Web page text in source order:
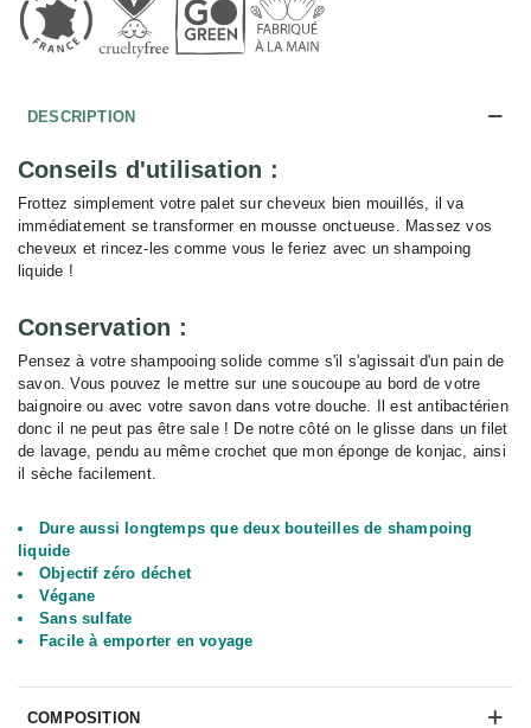
DESCRIPTION
Conseils d'utilisation :
Frottez simplement votre palet sur cheveux bien mouillés, il va
immédiatement se transformer en mousse onctueuse. Massez vos
cheveux et rincez-les comme vous le feriez avec un shampoing
liquide !
Conservation :
Pensez à votre shampooing solide comme s'il s'agissait d'un pain de
savon. Vous pouvez le mettre sur une soucoupe au bord de votre
baignoire ou avec votre savon dans votre douche. Il est antibactérien
donc il ne peut pas être sale ! De notre côté on le glisse dans un filet
de lavage, pendu au même crochet que mon éponge de konjac, ainsi
il sèche facilement.
Dure aussi longtemps que deux bouteilles de shampoing
liquide
Objectif zéro déchet
Végane
Sans sulfate
Facile à emporter en voyage
COMPOSITION